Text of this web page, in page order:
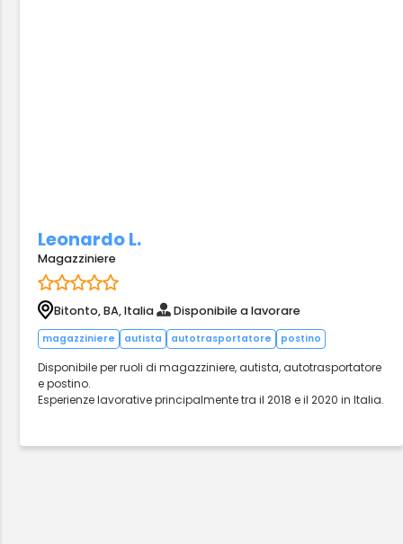
Leonardo L.
Magazziniere
Bitonto, BA, Italia Disponibile a lavorare
magazziniere autista autotrasportatore postino
Disponibile per ruoli di magazziniere, autista, autotrasportatore
e postino.
Esperienze lavorative principalmente tra il 2018 e il 2020 in Italia.